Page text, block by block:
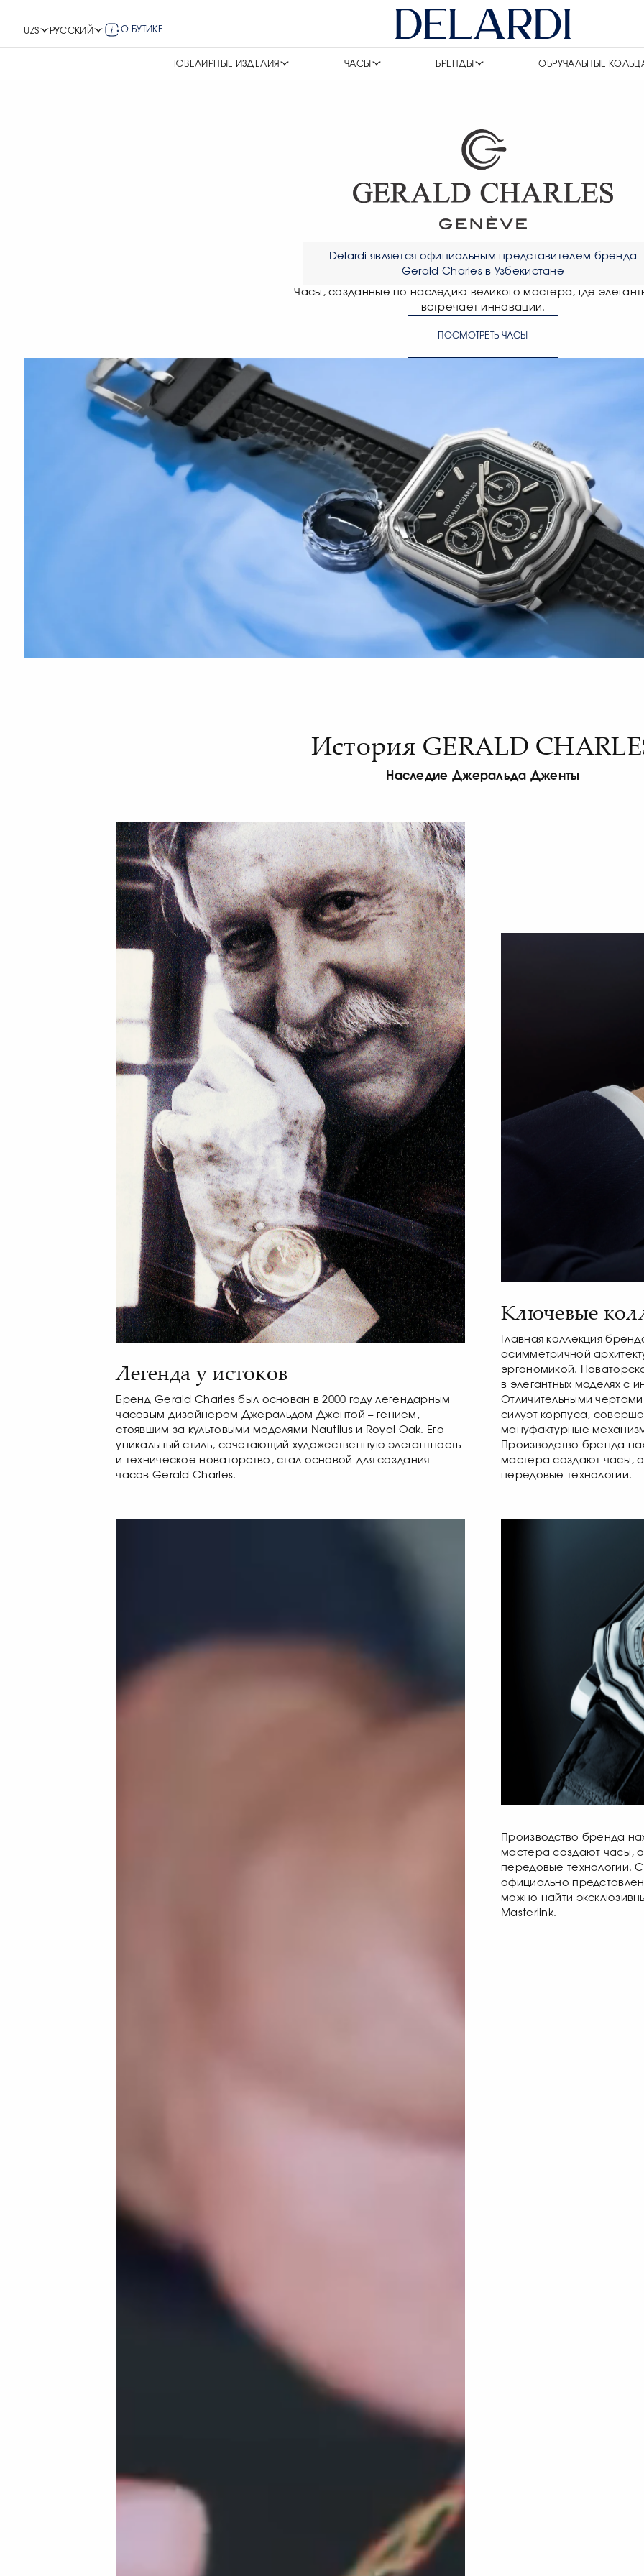
UZS РУССКИЙ О БУТИКЕ
ЮВЕЛИРНЫЕ ИЗДЕЛИЯ ЧАСЫ БРЕНДЫ ОБРУЧАЛЬНЫЕ
Delardi является официальным представителем бренда
Gerald Charles в Узбекистане
Часы, созданные по наследию великого мастера, где
встречает инновации.
ПОСМОТРЕТЬ ЧАСЫ
История GERALD
Наследие Джеральда Дженты
Легенда у истоков
Бренд Gerald Charles был основан в 2000 году легендарным
часовым дизайнером Джеральдом Джентой – гением,
стоявшим за культовыми моделями Nautilus и Royal Oak. Его
уникальный стиль, сочетающий художественную элегантность
и техническое новаторство, стал основой для создания
часов Gerald Charles.
Ключевые
Главная коллекция
асимметричной
эргономикой.
в элегантных моделях с
Отличительными
силуэт корпуса,
мануфактурные
Производство бренда
мастера создают часы,
передовые технологии.
Производство бренда
мастера создают часы,
передовые технологии.
официально
можно найти
Masterlink.